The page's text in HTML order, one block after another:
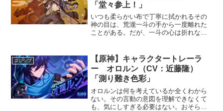
「堂々参上！」
いつも柔らかい布で丁寧に拭かれるその
神の目は、荒瀧一斗の手から一度離れた
ことがある。だが、一斗の心は折れなか
らに燃やすこととなる。そう、それこそ
がきっと、「親分」が持つ...
ゴシップ
【原神】キャラクタートレーラ
ー オロルン（CV：近藤隆）
「測り難き色彩」
オロルンは何を考えているか全くわから
ない。その言動の意図を理解できなくて
も、気にしすぎる必要はない。おそら